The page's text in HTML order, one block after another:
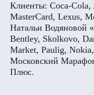
Клиенты: Coca-Cola,
MasterCard, Lexus,
Натальи Водяновой
Bentley, Skolkovo,
Market, Paulig,
Московский
Плюс.